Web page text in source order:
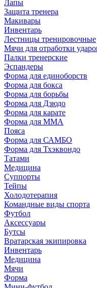
Лапы
Защита тренера
Макивары
Инвентарь
Лестницы тренировочные
Мячи для отработки
Палки тренерские
Эспандеры
Форма для единоборств
Форма для бокса
Форма для борьбы
Форма для Дзюдо
Форма для карате
Форма для MMA
Пояса
Форма для САМБО
Форма для Тхэквондо
Татами
Медицина
Суппорты
Тейпы
Холодотерапия
Командные виды спорта
Футбол
Аксессуары
Бутсы
Вратарская экипировка
Инвентарь
Медицина
Мячи
Форма